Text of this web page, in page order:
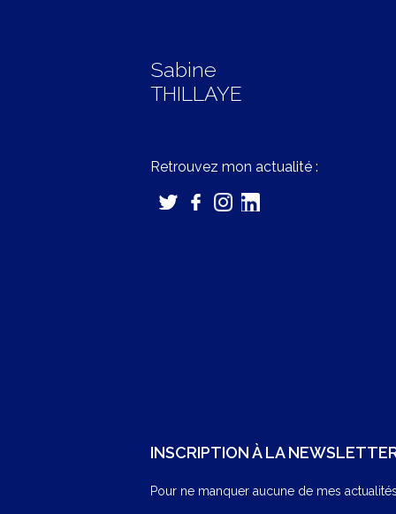
Sabine
THILLAYE
Retrouvez mon actualité :
INSCRIPTION À LA
Pour ne manquer aucune de mes